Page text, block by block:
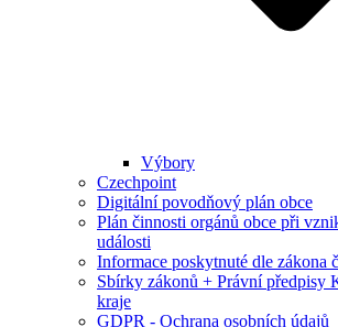
Výbory
Czechpoint
Digitální povodňový plán obce
Plán činnosti orgánů obce při
události
Informace poskytnuté dle zákona
Sbírky zákonů + Právní předpisy
kraje
GDPR - Ochrana osobních údajů